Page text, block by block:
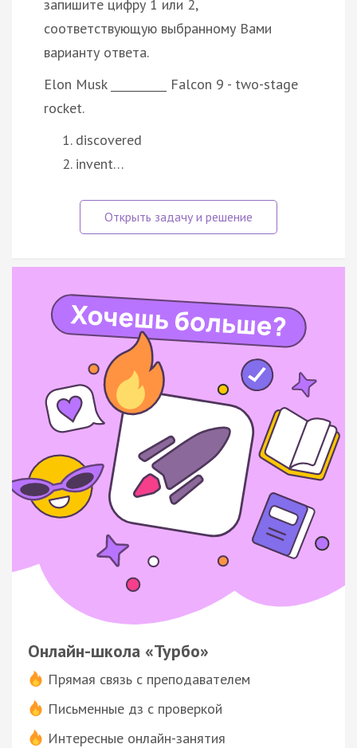
запишите цифру 1 или 2,
соответствующую выбранному Вами
варианту ответа.
Elon Musk __________ Falcon 9 - two-stage
rocket.
discovered
invent…
Онлайн-школа «Турбо»
Прямая связь с преподавателем
Письменные дз с проверкой
Интересные онлайн-занятия